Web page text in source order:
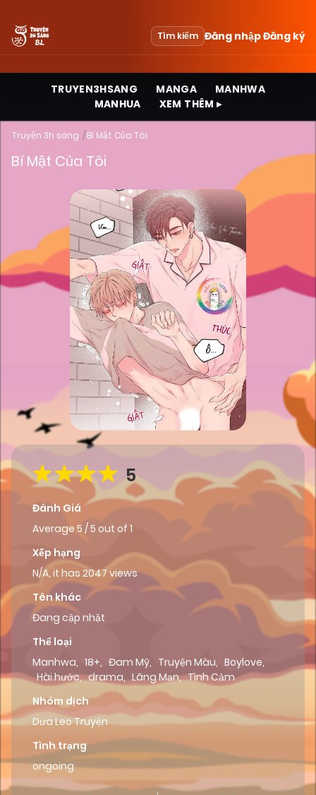
Tìm kiếm Đăng nhậpĐăng ký
TRUYEN3HSANG MANGA
MANHWA
MANHUA
XEM THÊM ▸
Truyện 3h sáng Bí Mật Của Tôi
Bí Mật Của Tôi
5
Đánh Giá
Average 5 /5 out of 1
Xếp hạng
N/A, it has 2047 views
Tên khác
Đang cập nhật
Thể loại
Manhwa, 18+, Đam Mỹ, Truyện Màu, Boylove,
Hài hước, drama, Lãng Mạn, Tình Cảm
Nhóm dịch
Dưa Leo Truyện
Tình trạng
ongoing